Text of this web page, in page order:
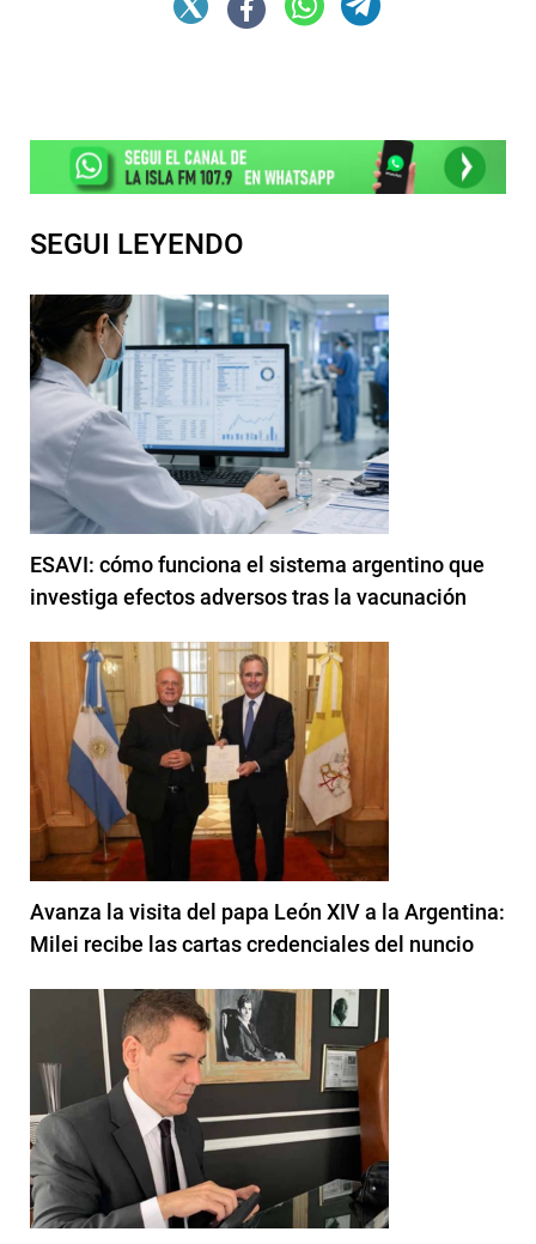
SEGUI LEYENDO
ESAVI: cómo funciona el sistema argentino que
investiga efectos adversos tras la vacunación
Avanza la visita del papa León XIV a la Argentina:
Milei recibe las cartas credenciales del nuncio